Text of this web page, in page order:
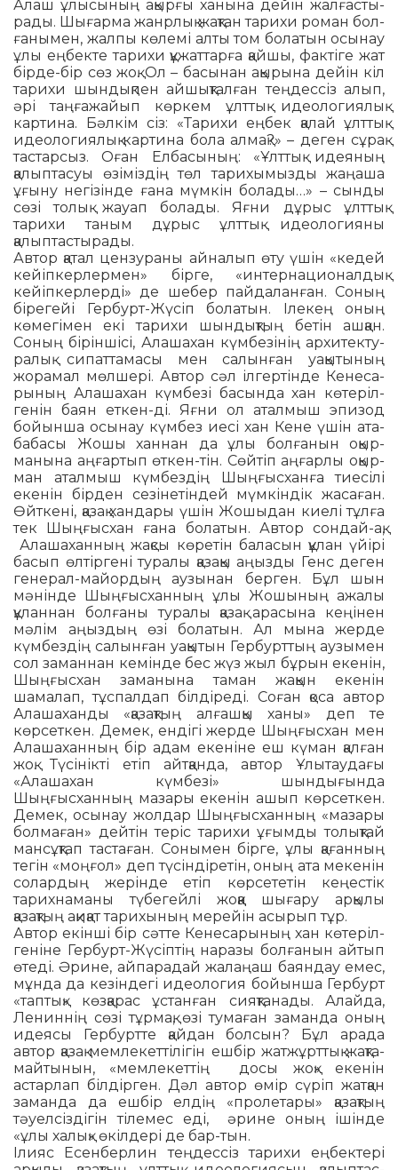
Алаш ұлысының ақыр­ғы ханына дейін жалғас­ты­
ра­ды. Шығарма жанрлық жақтан тарихи роман бол­
ғанымен, жалпы көлемі алты том бола­тын осы­нау
ұлы еңбекте тарихи құжаттарға қайшы, фактіге жат
бірде-бір сөз жоқ. Ол – басынан ақырына дейін кіл
тарихи шындықпен айшықталған теңдессіз ал­ып,
әрі таңғажайып көркем ұлттық идеоло­гия­лық
картина. Бәлкім сіз: «Тарихи еңбек қалай ұлт­тық
идеологиялық картина бола алмақ?» – деген сұрақ
тастарсыз. Оған Ел­ба­сы­ның: «Ұлттық идеяның
қалыптасуы өзіміздің төл тарихымызды жаңаша
ұғыну негізінде ғана мүмкін болады…» – сынды
сөзі толық жауап болады. Яғни дұрыс ұлттық
тарихи та­ным дұрыс ұлттық идеологияны
қалыптастыра­ды.
Автор қатал цензураны айналып өту үшін «кедей
кейіпкерлермен» бірге, «ин­тер­на­ционал­дық
кейіпкерлерді» де шебер пай­даланған. Соның
бірегейі Гербурт-Жүсіп болатын. Ілекең оның
көмегімен екі тарихи шындықтың бетін ашқан.
Соның біріншісі, Алашахан күмбезінің архитекту­
ра­лық сипаттамасы мен салынған уақытының
жорамал мөлшері. Автор сәл ілгертінде Кене­са­
ры­­ның Алашахан күмбезі басында хан көтеріл­
генін баян еткен-ді. Яғни ол аталмыш эпизод
бойынша осынау күмбез иесі хан Кене үшін ата-
бабасы Жошы ханнан да ұлы болғанын оқыр­
манына аңғартып өткен-тін. Сөйтіп аңғарлы оқыр­
ман аталмыш күмбездің Шыңғысханға тиесілі
екенін бірден сезінетіндей мүмкіндік жаса­ған.
Өйткені, қазақ хандары үшін Жошыдан киелі тұлға
тек Шыңғысхан ғана болатын. Автор сондай-ақ,
Ала­ша­ханның жақсы көретін баласын құлан үйірі
басып өлтіргені туралы қазақы аңызды Генс деген
генерал-майордың аузынан берген. Бұл шын
мәнінде Шыңғысханның ұлы Жошының ажалы
құланнан болғаны туралы қазақ арасына кеңінен
мәлім аңыздың өзі болатын. Ал мына жерде
күмбездің салынған уақытын Гербурттың аузымен
сол заманнан кемінде бес жүз жыл бұрын екенін,
Шыңғысхан заманына таман жақын екенін
шамалап, тұспалдап білді­реді. Соған қоса автор
Алашаханды «қазақтың ал­ғашқы ханы» деп те
көрсеткен. Демек, ендігі жерде Шыңғысхан мен
Алашаханның бір адам екеніне еш күман қалған
жоқ. Түсінікті етіп айт­қанда, автор Ұлытаудағы
«Алашахан күмбезі» шындығында
Шыңғысханның мазары екенін ашып көрсеткен.
Демек, осынау жолдар Шыңғыс­ханның «мазары
болмаған» дейтін теріс тарихи ұғымды толықтай
ман­сұқ­тап тастаған. Сонымен бірге, ұлы қаған­ның
тегін «моңғол» деп түсіндіре­тін, оның ата мекенін
солардың жерінде етіп көрсететін кеңестік
тарихнаманы түбегейлі жоқ­қа шығару арқылы
қазақтың ақиқат тарихы­ның мерейін асырып тұр.
Автор екінші бір сәтте Кенесарының хан кө­те­ріл­
геніне Гербурт-Жүсіптің наразы болғанын айтып
өтеді. Әрине, айпарадай жалаңаш баяндау емес,
мұнда да кезіндегі идеология бойынша Гербурт
«таптық» көз­қарас ұстанған сияқтанады. Алайда,
Ленин­нің сөзі тұрмақ, өзі тумаған заманда оның
идеясы Гербуртте қайдан болсын? Бұл арада
автор қазақ мемлекеттілігін ешбір жат­жұрт­тық жақ­та­
майтынын, «мемлекеттің досы жоқ» екенін
астарлап білдірген. Дәл автор өмір сүріп жатқан
заманда да ешбір елдің «пролетары» қазақтың
тәуелсіздігін тілемес еді, әрине оның ішінде
«ұлы халық» өкіл­дері де бар-тын.
Ілияс Есенберлин теңдессіз тарихи ең­бектері